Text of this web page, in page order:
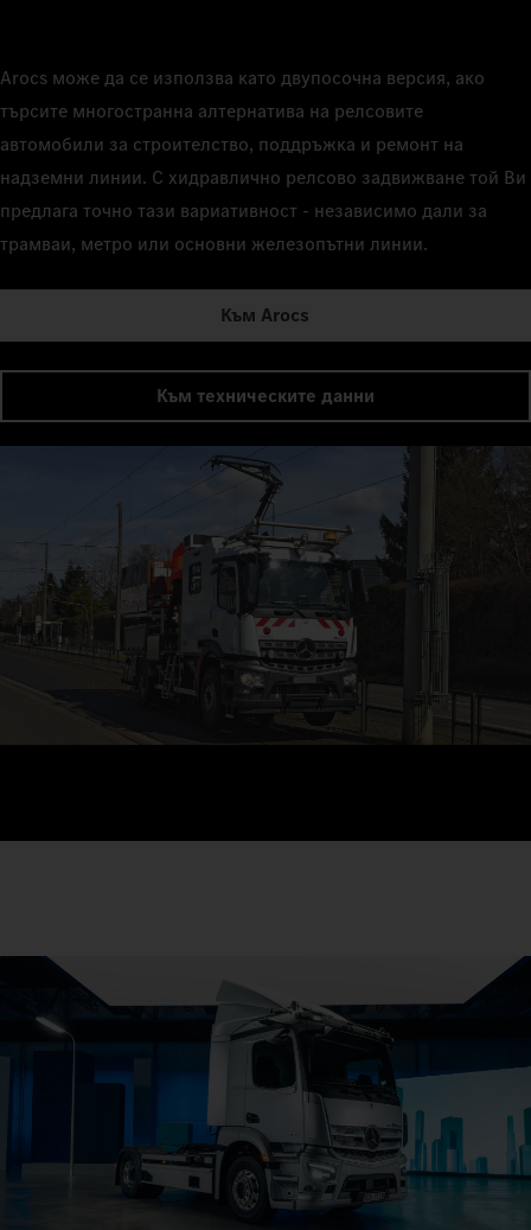
Arocs може да се използва като двупосочна версия, ако
търсите многостранна алтернатива на релсовите
автомобили за строителство, поддръжка и ремонт на
надземни линии. С хидравлично релсово задвижване той Ви
предлага точно тази вариативност - независимо дали за
трамваи, метро или основни железопътни линии.
Към Arocs
Към техническите данни